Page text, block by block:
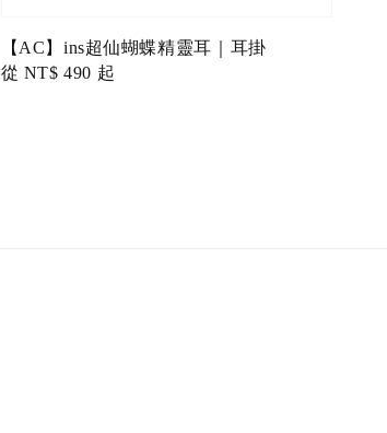
【AC】ins超仙蝴蝶精靈耳｜耳掛
Regular
從 NT$ 490 起